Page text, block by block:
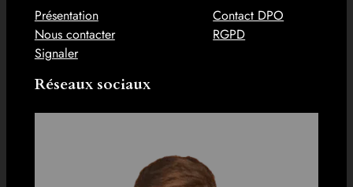
Présentation
Nous contacter
Signaler
Contact DPO
RGPD
Réseaux sociaux